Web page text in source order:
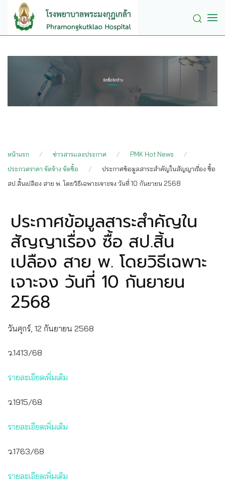
Skip to main content
หน้าแรก ข่าวสารและประกาศ
PMK Hot News
ประกวดราคา จัดจ้าง จัดซื้อ
ประกาศข้อมูลสาระสำคัญในสัญญาเรื่อง ซื้อ
สป.สิ้นเปลือง สาย พ. โดยวิธีเฉพาะเจาะจง วันที่ 10 กันยายน 2568
ประกาศข้อมูลสาระสำคัญใน
สัญญาเรื่อง ซื้อ สป.สิ้น
เปลือง สาย พ. โดยวิธีเฉพาะ
เจาะจง วันที่ 10 กันยายน
2568
วันศุกร์, 12 กันยายน 2568
ว.1413/68
รายละเอียดเพิ่มเติม
ว.1915/68
รายละเอียดเพิ่มเติม
ว.1763/68
รายละเอียดเพิ่มเติม